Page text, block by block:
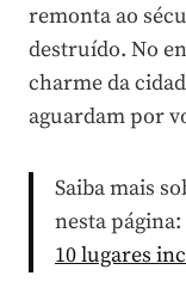
remonta ao
destruído. No
charme da
aguardam por
Saiba mais
nesta página:
10 lugares